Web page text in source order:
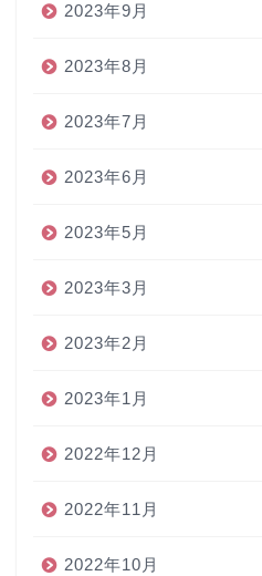
2023年9月
2023年8月
2023年7月
2023年6月
2023年5月
2023年3月
2023年2月
2023年1月
2022年12月
2022年11月
2022年10月